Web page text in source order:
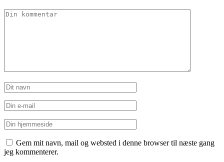
Gem mit navn, mail og websted i denne browser til næste gang
jeg kommenterer.